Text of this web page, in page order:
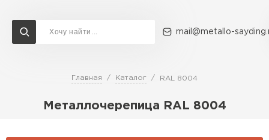
mail@metallo-
Главная Каталог RAL 8004
Металлочерепица RAL 8004
Доставка и оплата Акции О компании